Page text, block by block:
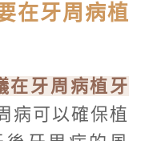
在牙周病植
在牙周病植牙
病可以確保植